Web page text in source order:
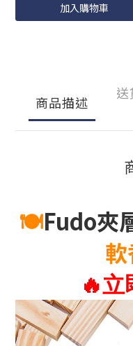
加入購物車
商品描述
🍽Fudo夾
🔥立